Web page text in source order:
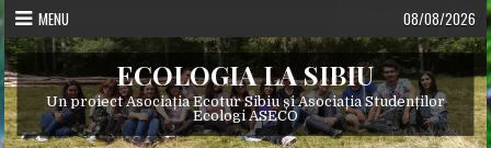
Skip
to
content
MENU 08/08/2026
ECOLOGIA LA SIBIU
Un proiect Asociația Ecotur Sibiu și Asociația Studenților
Ecologi ASECO